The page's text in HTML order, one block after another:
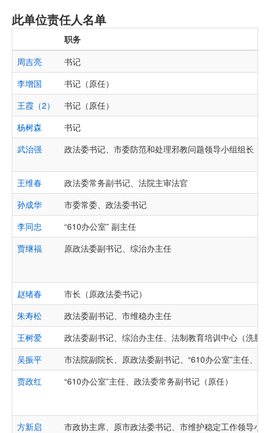
此单位责任人名单
职务
周吉亮
书记
李增国
书记（原任）
王霞（2）
书记（原任）
杨树森
书记
武治强
政法委书记、市委防范和处理邪教问题领导小组组长
王维春
政法委常务副书记、法院主审法官
孙成华
市委常委、政法委书记
李同忠
“610办公室” 副主任
贾继福
原政法委副书记、综治办主任
赵绪春
市长（原政法委书记）
朱寿松
政法委副书记、市维稳办主任
王树爱
政法委副书记、综治办主任、法制教育培训中心（洗
吴振平
市法院副院长、原政法委副书记、“610办公室”主任、
贾政红
“610办公室”主任、政法委常务副书记（原任）
方新启 市政协主席、原市政法委书记、市维护稳定工作领导